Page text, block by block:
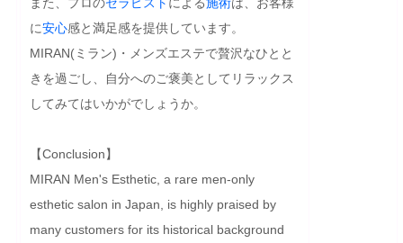
に安心感と満足感を提供しています。
MIRAN(ミラン)・メンズエステで贅沢なひとと
きを過ごし、自分へのご褒美としてリラックス
してみてはいかがでしょうか。
【Conclusion】
MIRAN Men's Esthetic, a rare men-only
esthetic salon in Japan, is highly praised by
many customers for its historical background